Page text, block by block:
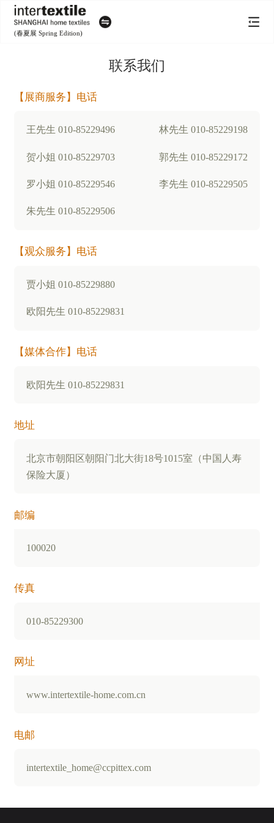
(春夏展 Spring Edition)
联系我们
【展商服务】电话
王先生 010-85229496 林先生 010-85229198
贺小姐 010-85229703 郭先生 010-85229172
罗小姐 010-85229546 李先生 010-85229505
朱先生 010-85229506
【观众服务】电话
贾小姐 010-85229880
欧阳先生 010-85229831
【媒体合作】电话
欧阳先生 010-85229831
地址
北京市朝阳区朝阳门北大街18号1015室（中国人寿
保险大厦）
邮编
100020
传真
010-85229300
网址
www.intertextile-home.com.cn
电邮
intertextile_home@ccpittex.com